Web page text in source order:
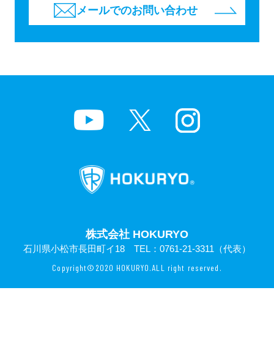
メールでのお問い合わせ
株式会社 HOKURYO
石川県小松市長田町イ18 TEL： 0761-21-3311 （代表）
Copyright©2020 HOKURYO.ALL right reserved.